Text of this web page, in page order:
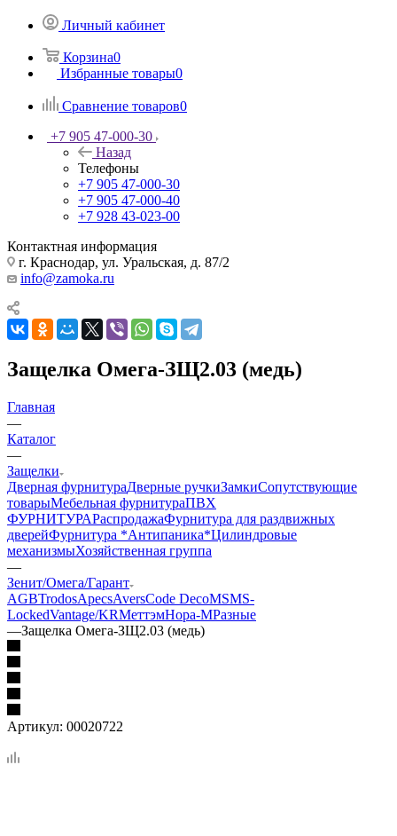
Личный кабинет
Корзина0
Избранные товары0
Сравнение товаров0
+7 905 47-000-30
Назад
Телефоны
+7 905 47-000-30
+7 905 47-000-40
+7 928 43-023-00
Контактная информация
г. Краснодар, ул. Уральская, д. 87/2
info@zamoka.ru
Защелка Омега-ЗЩ2.03 (медь)
Главная
—
Каталог
—
Защелки
Дверная фурнитураДверные ручкиЗамкиСопутствующие
товарыМебельная фурнитураПВХ
ФУРНИТУРАРаспродажаФурнитура для раздвижных
дверейФурнитура *Антипаника*Цилиндровые
механизмыХозяйственная группа
—
Зенит/Омега/Гарант
AGBTrodosApecsAversCode DecoMSMS-
LockedVantage/KRМеттэмНора-МРазные
—Защелка Омега-ЗЩ2.03 (медь)
Артикул: 00020722